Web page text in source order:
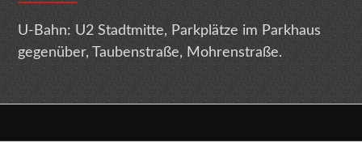
U-Bahn: U2 Stadtmitte, Parkplätze im Parkhaus
gegenüber, Taubenstraße, Mohrenstraße.